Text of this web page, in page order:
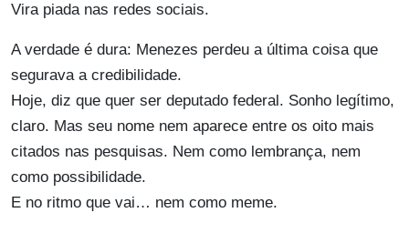
Vira piada nas redes sociais.
A verdade é dura: Menezes perdeu a última coisa que
segurava a credibilidade.
Hoje, diz que quer ser deputado federal. Sonho legítimo,
claro. Mas seu nome nem aparece entre os oito mais
citados nas pesquisas. Nem como lembrança, nem
como possibilidade.
E no ritmo que vai… nem como meme.